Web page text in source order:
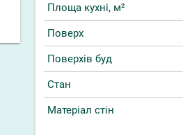
Площа кухні, м²
Поверх
Поверхів буд
Стан
Матеріал стін